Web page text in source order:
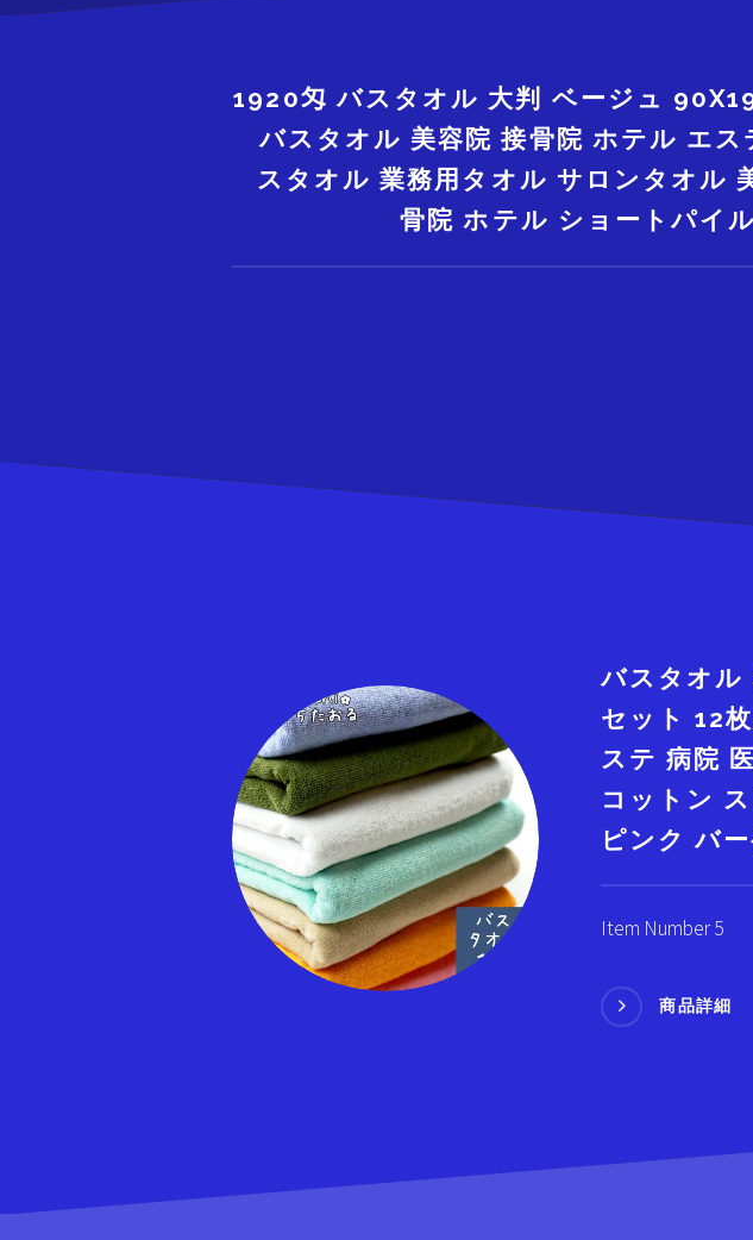
1920匁 バスタオル 大判 ベージュ
バスタオル 美容院 接骨院 ホテル エ
スタオル 業務用タオル サロンタオル
骨院 ホテル ショートパイ
バスタオル
セット 12
ステ 病院
コットン
ピンク バ
Item Number 5
商品詳細